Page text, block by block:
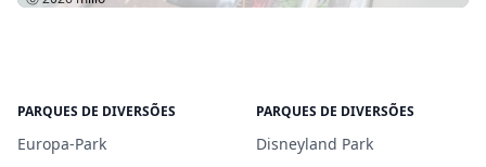
PARQUES DE DIVERSÕES
Europa-Park
PARQUES DE DIVERSÕES
Disneyland Park